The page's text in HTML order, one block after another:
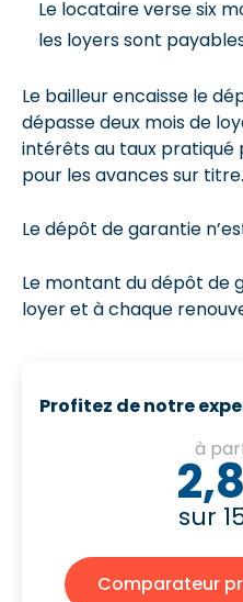
Le locataire verse six
les loyers sont
Le bailleur encaisse le
dépasse deux mois de
intérêts au taux pratiqué
pour les avances sur titre.
Le dépôt de garantie
Le montant du dépôt de
loyer et à chaque
Profitez de notre
à
sur
Comparateur